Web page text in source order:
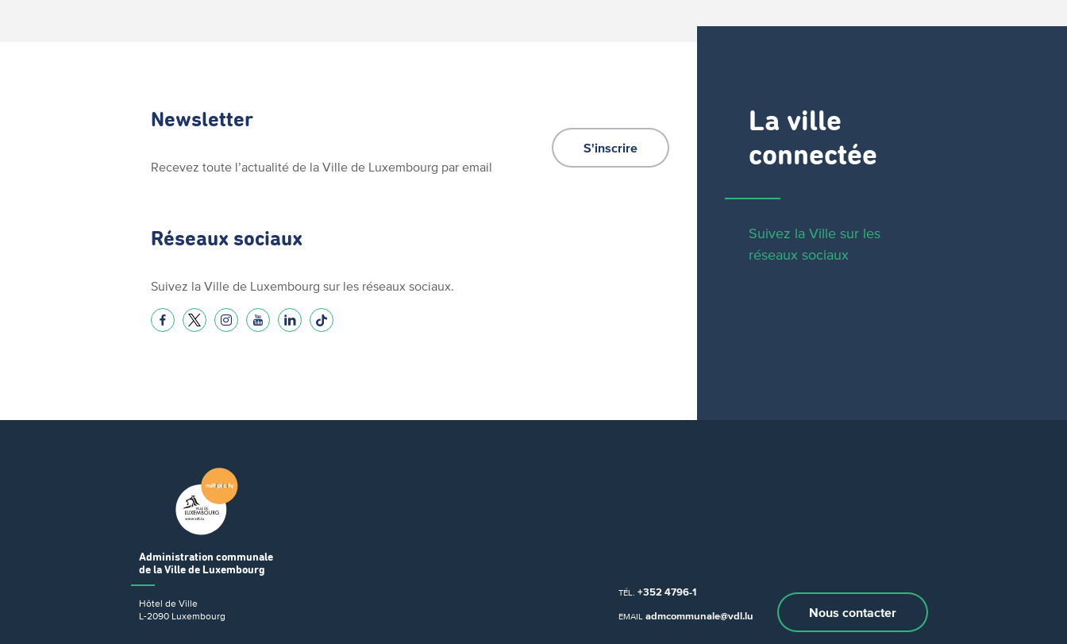
La ville
connectée
Suivez la Ville sur les
réseaux sociaux
Newsletter
Recevez toute l’actualité de la Ville de Luxembourg par email
S'inscrire
Réseaux sociaux
Suivez la Ville de Luxembourg sur les réseaux sociaux.
Administration communale
de la Ville de Luxembourg
Hôtel de Ville
L-2090 Luxembourg
TÉL. +352 4796-1
EMAIL admcommunale@vdl.lu Nous contacter